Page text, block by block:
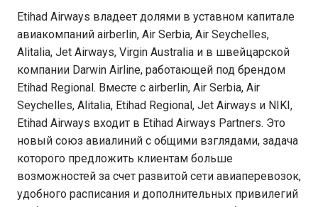
Etihad Airways владеет долями в уставном капитале
авиакомпаний airberlin, Air Serbia, Air Seychelles,
Alitalia, Jet Airways, Virgin Australia и в швейцарской
компании Darwin Airline, работающей под брендом
Etihad Regional. Вместе с airberlin, Air Serbia, Air
Seychelles, Alitalia, Etihad Regional, Jet Airways и NIKI,
Etihad Airways входит в Etihad Airways Partners. Это
новый союз авиалиний с общими взглядами, задача
которого предложить клиентам больше
возможностей за счет развитой сети авиаперевозок,
удобного расписания и дополнительных привилегий